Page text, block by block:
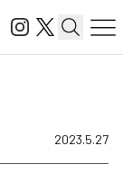
2023.5.27